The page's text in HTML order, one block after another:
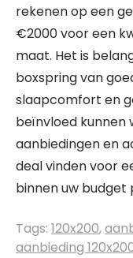
rekenen op een
€2000 voor een
maat. Het is
boxspring van
slaapcomfort en
beïnvloed kunnen
aanbiedingen en
deal vinden voor
binnen uw budget
Tags: 120x200,
aanbieding